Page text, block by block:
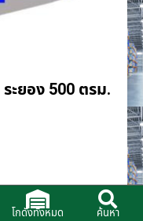
ะยอง 500 ตรม.
โกดังทั้งหมด ค้นหา